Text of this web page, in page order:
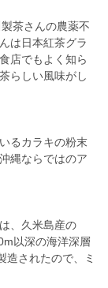
茶さんの農薬不
は日本紅茶グラ
店でもよく知ら
らしい風味がし
るカラキの粉末
縄ならではのア
、久米島産の
以深の海洋深層
造されたので、ミ